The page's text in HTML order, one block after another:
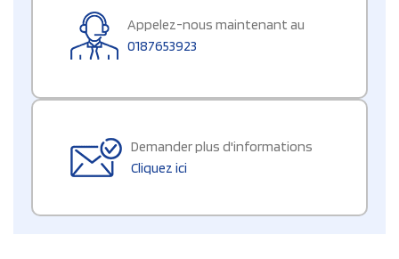
Appelez-nous maintenant au
0187653923
Demander plus d'informations
Cliquez ici